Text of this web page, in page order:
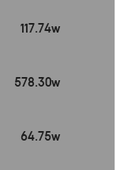
117.74w
578.30w
64.75w